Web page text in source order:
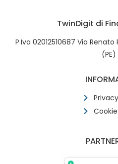
TwinDigit di
P.Iva 02012510687 Via
(PE)